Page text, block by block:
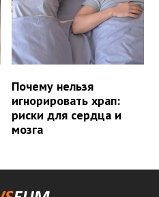
Почему нельзя
игнорировать храп:
риски для сердца и
мозга